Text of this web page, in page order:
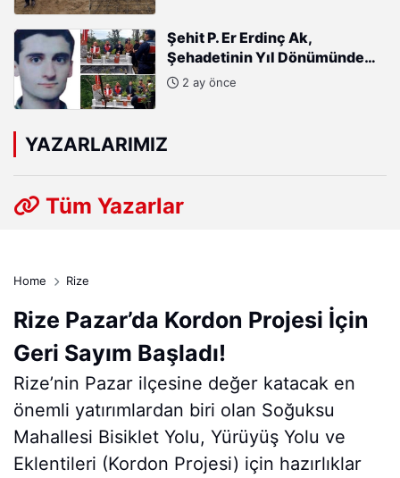
Şehit P. Er Erdinç Ak,
Şehadetinin Yıl Dönümünde
Kabri Başında Anıldı
2 ay önce
YAZARLARIMIZ
Tüm Yazarlar
Home Rize
Rize Pazar’da Kordon Projesi İçin
Geri Sayım Başladı!
Rize’nin Pazar ilçesine değer katacak en
önemli yatırımlardan biri olan Soğuksu
Mahallesi Bisiklet Yolu, Yürüyüş Yolu ve
Eklentileri (Kordon Projesi) için hazırlıklar